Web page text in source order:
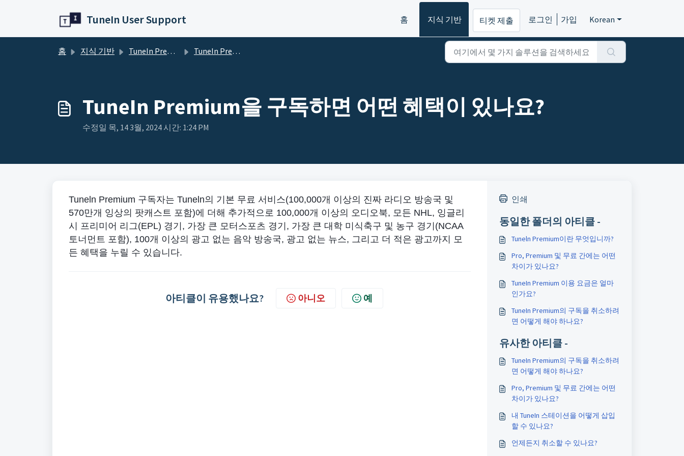
TuneIn User Support 홈 지식 기반 티켓 제출 로그인 가입 Korean
홈 지식 기반 TuneIn Premium TuneIn Premium
TuneIn Premium을 구독하면 어떤 혜택이 있나요?
수정일 목, 14 3월, 2024 시간: 1:24 PM
Tuneln Premium 구독자는 Tuneln의 기본 무료 서비스(100,000개 이상의 진짜 라디오 방송국 및
570만개 잉상의 팟캐스트 포함)에 더해 추가적으로 100,000개 이상의 오디오북, 모든 NHL, 잉글리
시 프리미어 리그(EPL) 경기, 가장 큰 모터스포츠 경기, 가장 큰 대학 미식축구 및 농구 경기(NCAA
토너먼트 포함), 100개 이상의 광고 없는 음악 방송국, 광고 없는 뉴스, 그리고 더 적은 광고까지 모
든 혜택을 누릴 수 있습니다.
아티클이 유용했나요? 아니오 예
인쇄
동일한 폴더의 아티클 -
Tuneln Premium이란 무엇입니까?
Pro, Premium 및 무료 간에는 어떤
차이가 있나요?
TuneIn Premium 이용 요금은 얼마
인가요?
TuneIn Premium의 구독을 취소하려
면 어떻게 해야 하나요?
유사한 아티클 -
TuneIn Premium의 구독을 취소하려
면 어떻게 해야 하나요?
Pro, Premium 및 무료 간에는 어떤
차이가 있나요?
내 TuneIn 스테이션을 어떻게 삽입
할 수 있나요?
언제든지 취소할 수 있나요?